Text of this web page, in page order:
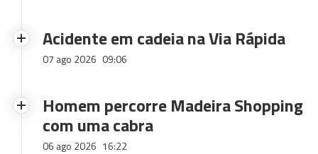
Acidente em cadeia na Via Rápida
07 ago 2026 09:06
Homem percorre Madeira Shopping
com uma cabra
06 ago 2026 16:22